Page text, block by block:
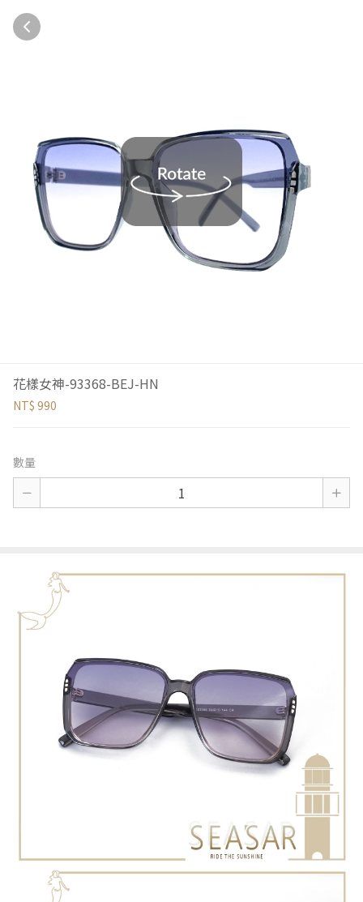
花樣女神-93368-BEJ-HN
NT$ 990
數量